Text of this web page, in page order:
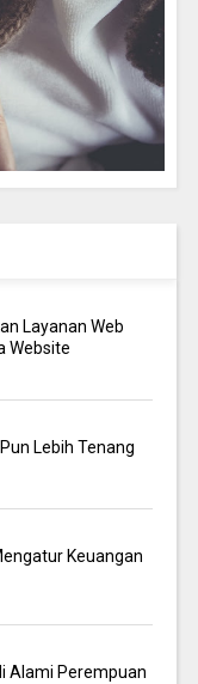
Layanan Web
Website
Lebih Tenang
Keuangan
Alami Perempuan